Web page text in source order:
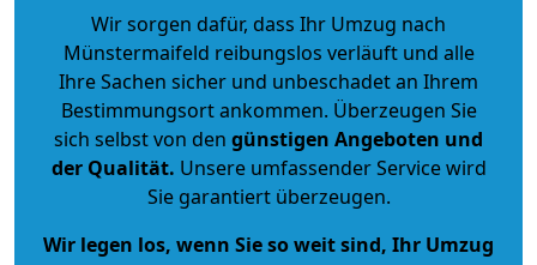
Wir sorgen dafür, dass Ihr Umzug nach
Münstermaifeld reibungslos verläuft und alle
Ihre Sachen sicher und unbeschadet an Ihrem
Bestimmungsort ankommen. Überzeugen Sie
sich selbst von den günstigen Angeboten und
der Qualität. Unsere umfassender Service wird
Sie garantiert überzeugen.
Wir legen los, wenn Sie so weit sind, Ihr Umzug